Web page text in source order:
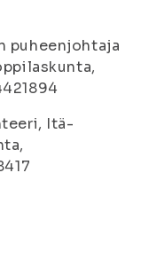
puheenjohtaja
Itä-